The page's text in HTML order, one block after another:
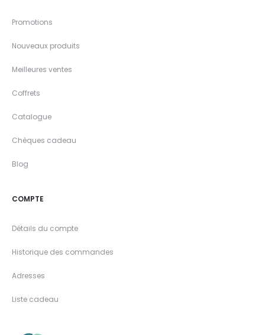
Promotions
Nouveaux produits
Meilleures ventes
Coffrets
Catalogue
Chèques cadeau
Blog
COMPTE
Détails du compte
Historique des commandes
Adresses
Liste cadeau